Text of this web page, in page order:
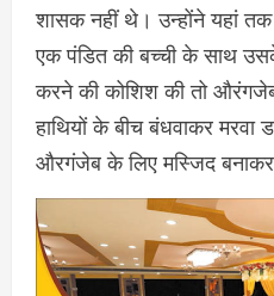
शासक नहीं थे। उन्‍होंने यहां तक
एक पंडित की बच्‍ची के साथ
करने की कोश‍िश की तो
हाथ‍ियों के बीच बंधवाकर मरवा
औरगंजेब के ल‍िए मस्‍ज‍िद